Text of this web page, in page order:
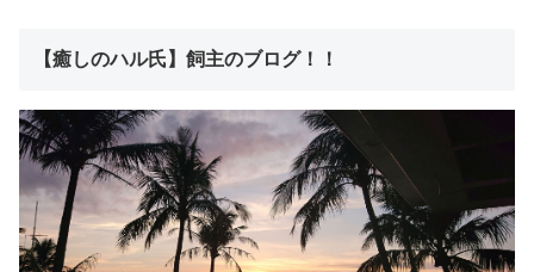
【癒しのハル氏】飼主のブログ！！